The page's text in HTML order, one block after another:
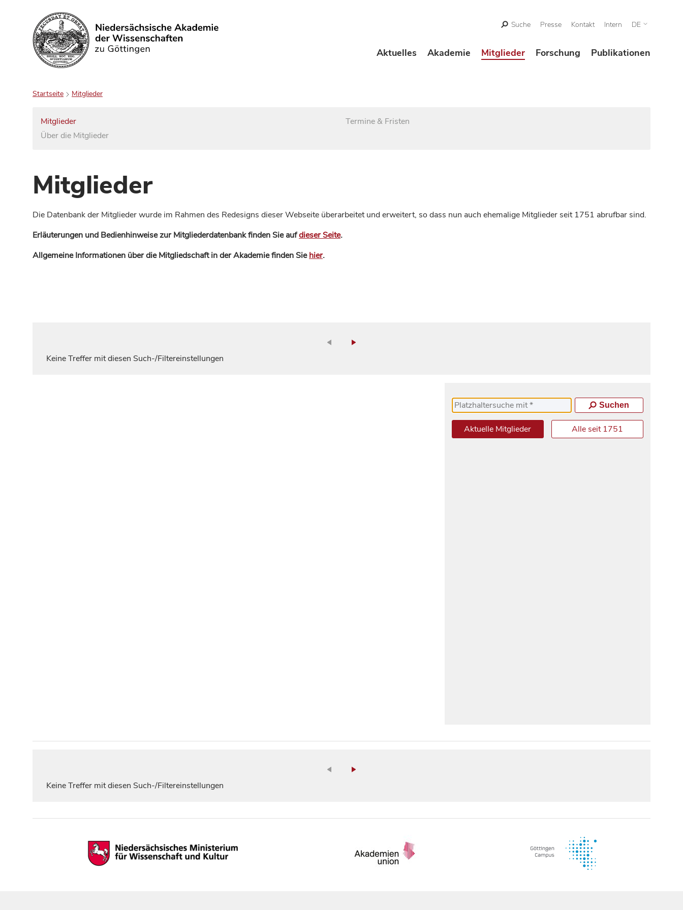
Suchen
Suche Presse Kontakt Intern DE
Aktuelles Akademie Mitglieder Forschung Publikationen
Startseite Mitglieder
Mitglieder
Über die Mitglieder
Termine & Fristen
Mitglieder
Die Datenbank der Mitglieder wurde im Rahmen des Redesigns dieser Webseite überarbeitet und erweitert, so dass nun auch ehemalige Mitglieder seit 1751 abrufbar sind.
Erläuterungen und Bedienhinweise zur Mitgliederdatenbank finden Sie aufdieser Seite.
Allgemeine Informationen über die Mitgliedschaft in der Akademie finden Siehier.
Keine Treffer mit diesen Such-/Filtereinstellungen
Suchen
Aktuelle Mitglieder Alle seit 1751
Keine Treffer mit diesen Such-/Filtereinstellungen